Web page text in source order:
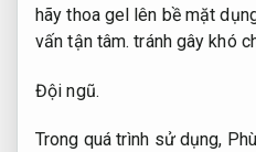
hãy thoa gel lên bề mặt
vấn tận tâm. tránh gây khó
Đội ngũ.
Trong quá trình sử dụng,